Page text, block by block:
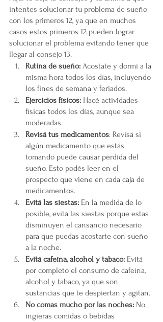
intentes solucionar tu problema de sueño
con los primeros 12, ya que en muchos
casos estos primeros 12 pueden lograr
solucionar el problema evitando tener que
llegar al consejo 13.
Rutina de sueño: Acostate y dormí a la
misma hora todos los días, incluyendo
los fines de semana y feriados.
Ejercicios físicos: Hacé actividades
físicas todos los días, aunque sea
moderadas.
Revisá tus medicamentos: Revisá si
algún medicamento que estás
tomando puede causar pérdida del
sueño. Esto podés leer en el
prospecto que viene en cada caja de
medicamentos.
Evitá las siestas: En la medida de lo
posible, evitá las siestas porque estas
disminuyen el cansancio necesario
para que puedas acostarte con sueño
a la noche.
Evitá cafeína, alcohol y tabaco: Evitá
por completo el consumo de cafeína,
alcohol y tabaco, ya que son
sustancias que te despiertan y agitan.
No comas mucho por las noches: No
ingieras comidas o bebidas